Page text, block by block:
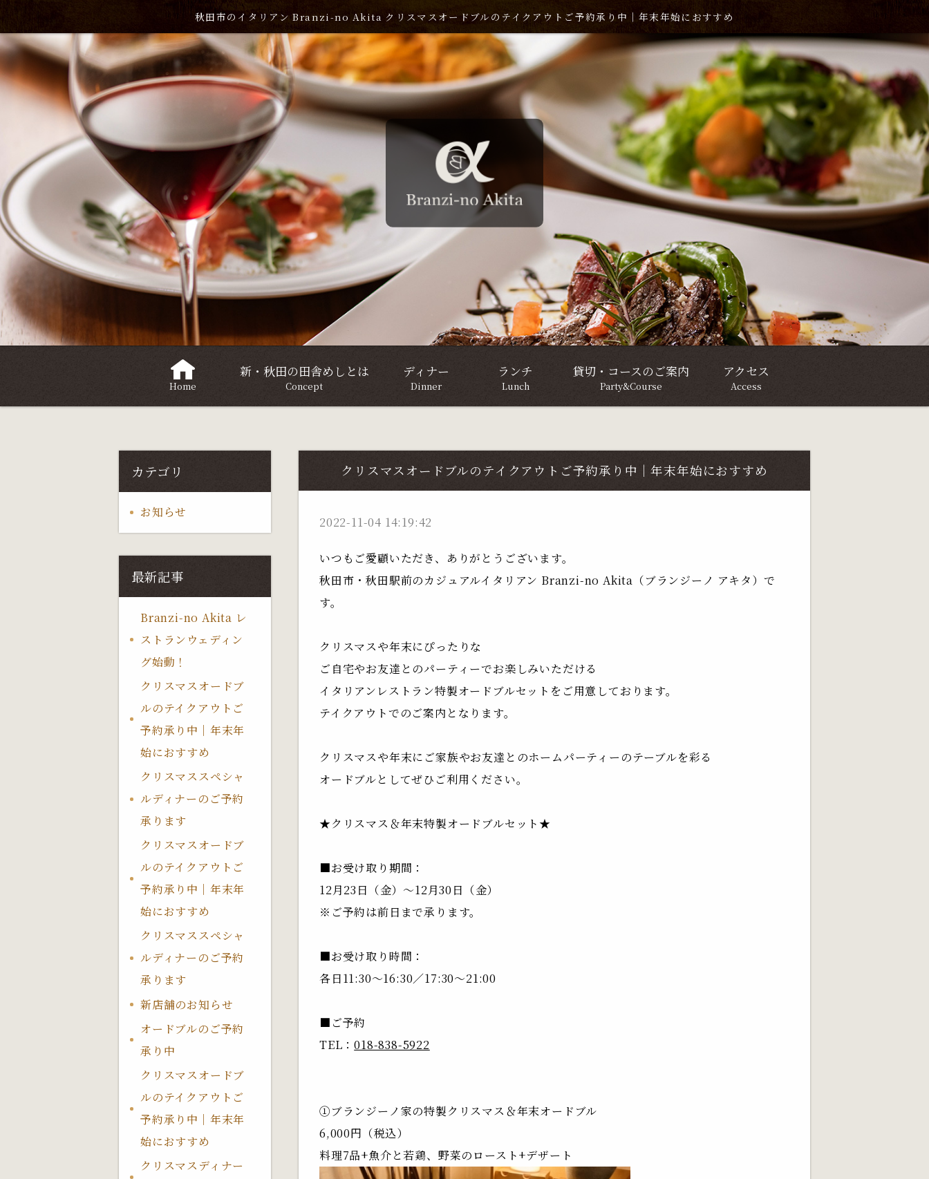
秋田市のイタリアン Branzi-no Akita クリスマスオードブルのテイクアウトご予約承り中｜年末年始におすすめ
Home
新・秋田の田舎めしとは
Concept
ディナー
Dinner
ランチ
Lunch
貸切・コースのご案内
Party&Course
アクセス
Access
カテゴリ
お知らせ
最新記事
Branzi-no Akita レ
ストランウェディン
グ始動！
クリスマスオードブ
ルのテイクアウトご
予約承り中｜年末年
始におすすめ
クリスマススペシャ
ルディナーのご予約
承ります
クリスマスオードブ
ルのテイクアウトご
予約承り中｜年末年
始におすすめ
クリスマススペシャ
ルディナーのご予約
承ります
新店舗のお知らせ
オードブルのご予約
承り中
クリスマスオードブ
ルのテイクアウトご
予約承り中｜年末年
始におすすめ
クリスマスディナー
クリスマスオードブルのテイクアウトご予約承り中｜年末年始におすすめ
2022-11-04 14:19:42
いつもご愛顧いただき、ありがとうございます。
秋田市・秋田駅前のカジュアルイタリアン Branzi-no Akita（ブランジーノ アキタ）で
す。
クリスマスや年末にぴったりな
ご自宅やお友達とのパーティーでお楽しみいただける
イタリアンレストラン特製オードブルセットをご用意しております。
テイクアウトでのご案内となります。
クリスマスや年末にご家族やお友達とのホームパーティーのテーブルを彩る
オードブルとしてぜひご利用ください。
★クリスマス＆年末特製オードブルセット★
■お受け取り期間：
12月23日（金）～12月30日（金）
※ご予約は前日まで承ります。
■お受け取り時間：
各日11:30～16:30／17:30～21:00
■ご予約
TEL：018-838-5922
①ブランジーノ家の特製クリスマス＆年末オードブル
6,000円（税込）
料理7品+魚介と若鶏、野菜のロースト+デザート